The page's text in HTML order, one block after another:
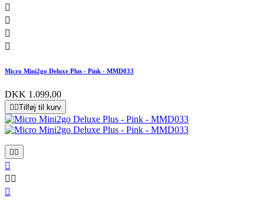




Micro Mini2go Deluxe Plus - Pink - MMD033
DKK 1.099,00
 Tilføj til kurv
 

 
